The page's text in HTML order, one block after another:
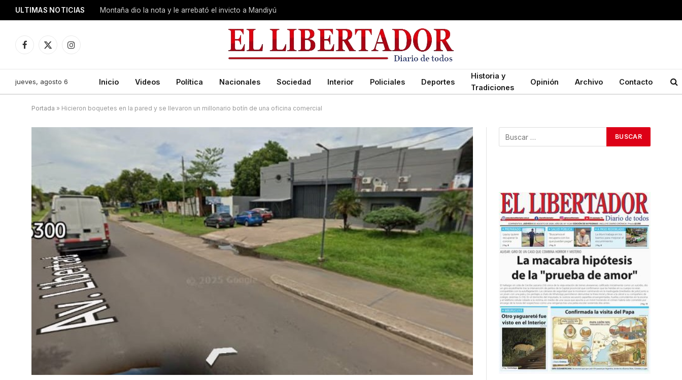
ULTIMAS NOTICIAS Montaña dio la nota y le arrebató el invicto a Mandiyú
Facebook
X
Instagram
jueves, agosto 6 Inicio Videos Política Nacionales Sociedad Interior Policiales Deportes
Historia y
Tradiciones
Opinión Archivo Contacto
Portada » Hicieron boquetes en la pared y se llevaron un millonario botín de una oficina comercial